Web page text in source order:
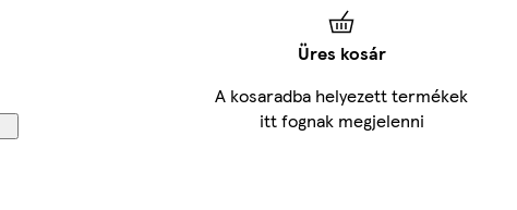
Üres kosár
A kosaradba helyezett termékek
itt fognak megjelenni